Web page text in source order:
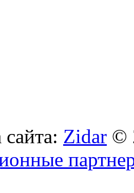
сайта: Zidar ©